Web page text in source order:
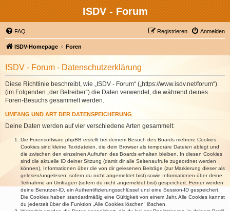
ISDV - Forum
FAQ Anmelden
Registrieren
ISDV-Homepage Foren
ISDV - Forum - Datenschutzerklärung
Diese Richtlinie beschreibt, wie „ISDV - Forum“ („https://www.isdv.net/forum“)
(im Folgenden „der Betreiber“) die Daten verwendet, die während deines
Foren-Besuchs gesammelt werden.
UMFANG UND ART DER DATENSPEICHERUNG
Deine Daten werden auf vier verschiedene Arten gesammelt:
Die Forensoftware phpBB erstellt bei deinem Besuch des Boards mehrere Cookies.
Cookies sind kleine Textdateien, die dein Browser als temporäre Dateien ablegt und
die zwischen den einzelnen Aufrufen des Boards erhalten bleiben. In diesen Cookies
sind die aktuelle ID deiner Sitzung (damit dir alle Seitenaufrufe zugeordnet werden
können), Informationen über die von dir gelesenen Beiträge (zur Markierung dieser als
gelesen/ungelesen; sofern du nicht angemeldet bist) sowie Informationen über deine
Teilnahme an Umfragen (sofern du nicht angemeldet bist) gespeichert. Ferner werden
deine Benutzer-ID, ein Authentifizierungsschlüssel und eine Session-ID gespeichert.
Die Cookies haben standardmäßig eine Gültigkeit von einem Jahr. Alle Cookies kannst
du jederzeit über die Funktion „Alle Cookies löschen“ löschen.